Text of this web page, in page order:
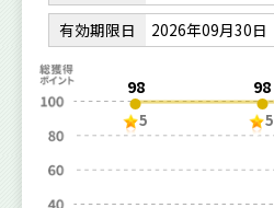
有効期限日
2026年09月30日
98
5
98
5